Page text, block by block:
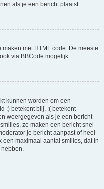
als je een bericht plaatst.
met HTML code. De meeste
via BBCode mogelijk.
kunnen worden om een
:) betekent blij, :( betekent
weergegeven als je een bericht
ze maken een bericht snel
je bericht aanpast of heel
een maximaal aantal smilies, dat in
hebben.